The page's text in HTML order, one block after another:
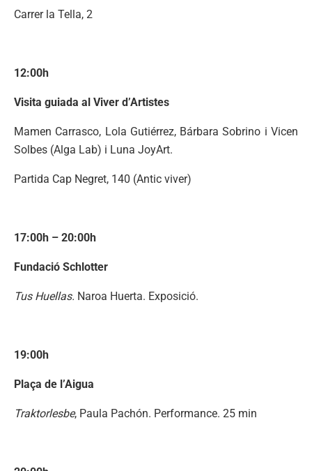
Carrer la Tella, 2
12:00h
Visita guiada al Viver d’Artistes
Mamen Carrasco, Lola Gutiérrez, Bárbara Sobrino i Vicen
Solbes (Alga Lab) i Luna JoyArt.
Partida Cap Negret, 140 (Antic viver)
17:00h – 20:00h
Fundació Schlotter
Tus Huellas. Naroa Huerta. Exposició.
19:00h
Plaça de l’Aigua
Traktorlesbe, Paula Pachón. Performance. 25 min